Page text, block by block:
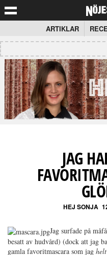
ARTIKLAR
JAG
HEJ SONJA
Jag surfade på
besatt av hudvård) (dock att jag
gamla favoritmascara som jag helt